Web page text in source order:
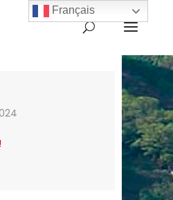
AEP – Club lecture
Français